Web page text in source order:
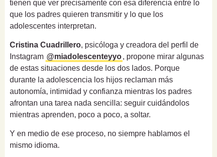
tienen que ver precisamente con esa diferencia entre lo
que los padres quieren transmitir y lo que los
adolescentes interpretan.
Cristina Cuadrillero, psicóloga y creadora del perfil de
Instagram @miadolescenteyyo, propone mirar algunas
de estas situaciones desde los dos lados. Porque
durante la adolescencia los hijos reclaman más
autonomía, intimidad y confianza mientras los padres
afrontan una tarea nada sencilla: seguir cuidándolos
mientras aprenden, poco a poco, a soltar.
Y en medio de ese proceso, no siempre hablamos el
mismo idioma.